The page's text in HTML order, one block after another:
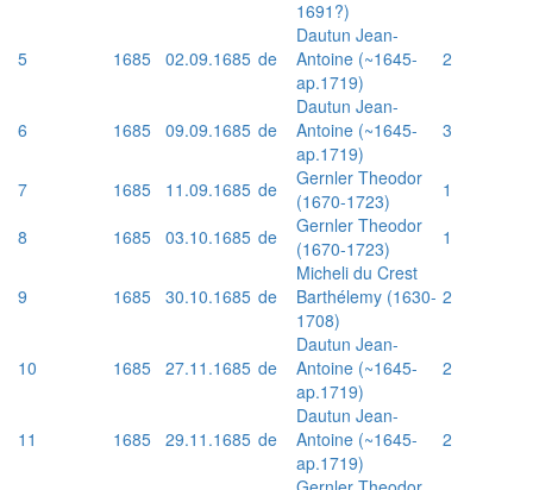
1691?)
5 1685 02.09.1685 de
Dautun Jean-
Antoine (~1645-
ap.1719)
2
6 1685 09.09.1685 de
Dautun Jean-
Antoine (~1645-
ap.1719)
3
7 1685 11.09.1685 de
Gernler Theodor
(1670-1723)
1
8
1685 03.10.1685 de
Gernler Theodor
(1670-1723)
1
9 1685 30.10.1685 de
Micheli du Crest
Barthélemy (1630-
1708)
2
10 1685 27.11.1685 de
Dautun Jean-
Antoine (~1645-
ap.1719)
2
11 1685 29.11.1685 de
Dautun Jean-
Antoine (~1645-
ap.1719)
2